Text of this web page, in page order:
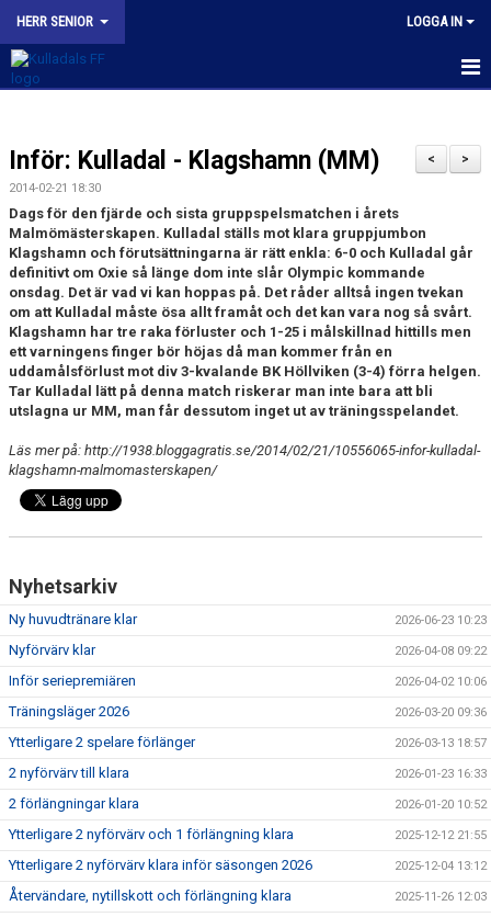
HERR SENIOR LOGGA IN
NYHETER
KALENDER
TRUPPEN
BILDGALLERI
KONTAKT
MATCHER
KFF HERR A INSTAGRAM
>
<
Inför: Kulladal - Klagshamn (MM)
2014-02-21 18:30
Dags för den fjärde och sista gruppspelsmatchen i årets
Malmömästerskapen. Kulladal ställs mot klara gruppjumbon
Klagshamn och förutsättningarna är rätt enkla: 6-0 och Kulladal går
definitivt om Oxie så länge dom inte slår Olympic kommande
onsdag. Det är vad vi kan hoppas på. Det råder alltså ingen tvekan
om att Kulladal måste ösa allt framåt och det kan vara nog så svårt.
Klagshamn har tre raka förluster och 1-25 i målskillnad hittills men
ett varningens finger bör höjas då man kommer från en
uddamålsförlust mot div 3-kvalande BK Höllviken (3-4) förra helgen.
Tar Kulladal lätt på denna match riskerar man inte bara att bli
utslagna ur MM, man får dessutom inget ut av träningsspelandet.
Läs mer på: http://1938.bloggagratis.se/2014/02/21/10556065-infor-kulladal-
klagshamn-malmomasterskapen/
Nyhetsarkiv
Ny huvudtränare klar 2026-06-23 10:23
Nyförvärv klar 2026-04-08 09:22
Inför seriepremiären 2026-04-02 10:06
Träningsläger 2026 2026-03-20 09:36
Ytterligare 2 spelare förlänger 2026-03-13 18:57
2 nyförvärv till klara 2026-01-23 16:33
2 förlängningar klara 2026-01-20 10:52
Ytterligare 2 nyförvärv och 1 förlängning klara 2025-12-12 21:55
Ytterligare 2 nyförvärv klara inför säsongen 2026 2025-12-04 13:12
Återvändare, nytillskott och förlängning klara 2025-11-26 12:03